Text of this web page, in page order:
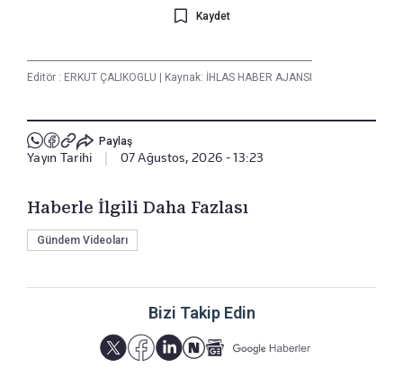
Kaydet
Editör : ERKUT ÇALIKOGLU | Kaynak: İHLAS HABER AJANSI
Paylaş
Yayın Tarihi 07 Ağustos, 2026 - 13:23
Haberle İlgili Daha Fazlası
Gündem Videoları
Bizi Takip Edin